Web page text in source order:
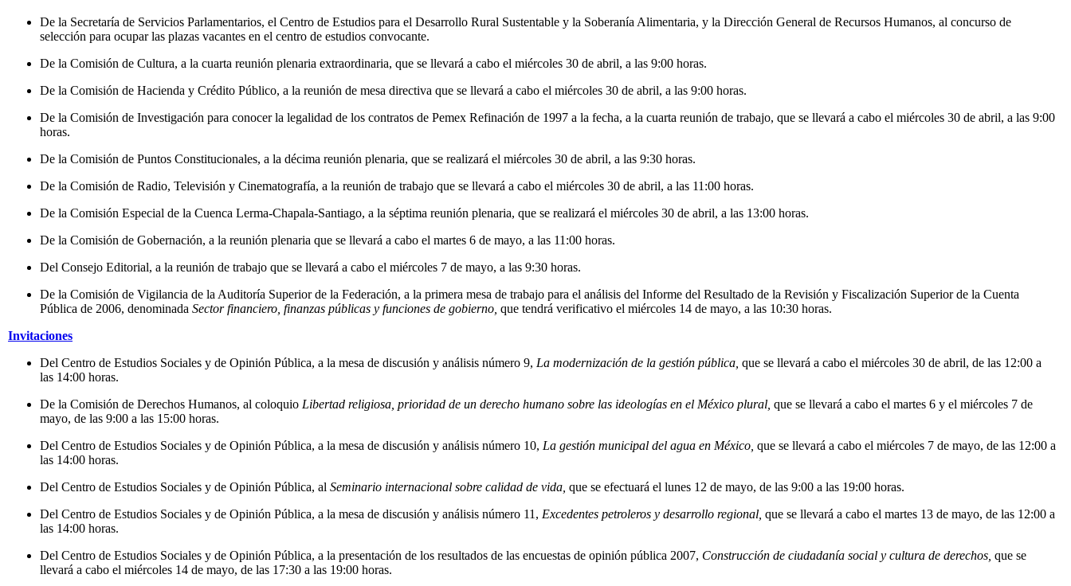
De la Secretaría de Servicios Parlamentarios, el Centro de Estudios para el Desarrollo Rural Sustentable y la Soberanía Alimentaria, y la Dirección General de Recursos Humanos, al concurso de
selección para ocupar las plazas vacantes en el centro de estudios convocante.
De la Comisión de Cultura, a la cuarta reunión plenaria extraordinaria, que se llevará a cabo el miércoles 30 de abril, a las 9:00 horas.
De la Comisión de Hacienda y Crédito Público, a la reunión de mesa directiva que se llevará a cabo el miércoles 30 de abril, a las 9:00 horas.
De la Comisión de Investigación para conocer la legalidad de los contratos de Pemex Refinación de 1997 a la fecha, a la cuarta reunión de trabajo, que se llevará a cabo el miércoles 30 de abril, a las 9:00
horas.
De la Comisión de Puntos Constitucionales, a la décima reunión plenaria, que se realizará el miércoles 30 de abril, a las 9:30 horas.
De la Comisión de Radio, Televisión y Cinematografía, a la reunión de trabajo que se llevará a cabo el miércoles 30 de abril, a las 11:00 horas.
De la Comisión Especial de la Cuenca Lerma-Chapala-Santiago, a la séptima reunión plenaria, que se realizará el miércoles 30 de abril, a las 13:00 horas.
De la Comisión de Gobernación, a la reunión plenaria que se llevará a cabo el martes 6 de mayo, a las 11:00 horas.
Del Consejo Editorial, a la reunión de trabajo que se llevará a cabo el miércoles 7 de mayo, a las 9:30 horas.
De la Comisión de Vigilancia de la Auditoría Superior de la Federación, a la primera mesa de trabajo para el análisis del Informe del Resultado de la Revisión y Fiscalización Superior de la Cuenta
Pública de 2006, denominada Sector financiero, finanzas públicas y funciones de gobierno, que tendrá verificativo el miércoles 14 de mayo, a las 10:30 horas.
Invitaciones
Del Centro de Estudios Sociales y de Opinión Pública, a la mesa de discusión y análisis número 9, La modernización de la gestión pública, que se llevará a cabo el miércoles 30 de abril, de las 12:00 a
las 14:00 horas.
De la Comisión de Derechos Humanos, al coloquio Libertad religiosa, prioridad de un derecho humano sobre las ideologías en el México plural, que se llevará a cabo el martes 6 y el miércoles 7 de
mayo, de las 9:00 a las 15:00 horas.
Del Centro de Estudios Sociales y de Opinión Pública, a la mesa de discusión y análisis número 10, La gestión municipal del agua en México, que se llevará a cabo el miércoles 7 de mayo, de las 12:00 a
las 14:00 horas.
Del Centro de Estudios Sociales y de Opinión Pública, al Seminario internacional sobre calidad de vida, que se efectuará el lunes 12 de mayo, de las 9:00 a las 19:00 horas.
Del Centro de Estudios Sociales y de Opinión Pública, a la mesa de discusión y análisis número 11, Excedentes petroleros y desarrollo regional, que se llevará a cabo el martes 13 de mayo, de las 12:00 a
las 14:00 horas.
Del Centro de Estudios Sociales y de Opinión Pública, a la presentación de los resultados de las encuestas de opinión pública 2007, Construcción de ciudadanía social y cultura de derechos, que se
llevará a cabo el miércoles 14 de mayo, de las 17:30 a las 19:00 horas.